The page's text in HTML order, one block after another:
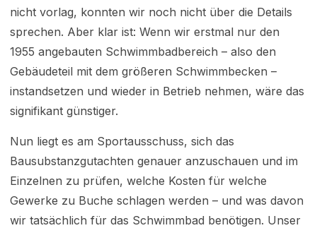
nicht vorlag, konnten wir noch nicht über die Details
sprechen. Aber klar ist: Wenn wir erstmal nur den
1955 angebauten Schwimmbadbereich – also den
Gebäudeteil mit dem größeren Schwimmbecken –
instandsetzen und wieder in Betrieb nehmen, wäre das
signifikant günstiger.
Nun liegt es am Sportausschuss, sich das
Bausubstanzgutachten genauer anzuschauen und im
Einzelnen zu prüfen, welche Kosten für welche
Gewerke zu Buche schlagen werden – und was davon
wir tatsächlich für das Schwimmbad benötigen. Unser